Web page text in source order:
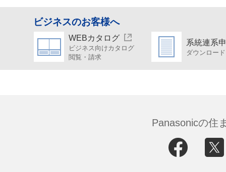
ビジネスのお客様へ
WEBカタログ
ビジネス向けカタログ
閲覧・請求
系統連系
ダウンロード
Panasonicの住